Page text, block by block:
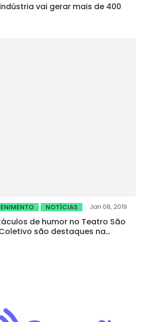
vai gerar mais de 400
NOTÍCIAS Jan 08, 2019
de humor no Teatro São
são destaques na